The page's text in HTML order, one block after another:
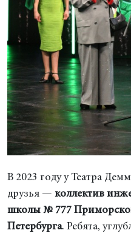
В 2023 году у Театра
друзья — коллектив
школы № 777
Петербурга. Ребята,